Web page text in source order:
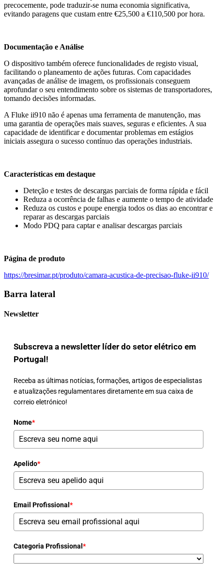
precocemente, pode traduzir-se numa economia significativa,
evitando paragens que custam entre €25,500 a €110,500 por hora.
Documentação e Análise
O dispositivo também oferece funcionalidades de registo visual,
facilitando o planeamento de ações futuras. Com capacidades
avançadas de análise de imagem, os profissionais conseguem
aprofundar o seu entendimento sobre os sistemas de transportadores,
tomando decisões informadas.
A Fluke ii910 não é apenas uma ferramenta de manutenção, mas
uma garantia de operações mais suaves, seguras e eficientes. A sua
capacidade de identificar e documentar problemas em estágios
iniciais assegura o sucesso contínuo das operações industriais.
Características em destaque
Deteção e testes de descargas parciais de forma rápida e fácil
Reduza a ocorrência de falhas e aumente o tempo de atividade
Reduza os custos e poupe energia todos os dias ao encontrar e
reparar as descargas parciais
Modo PDQ para captar e analisar descargas parciais
Página de produto
https://bresimar.pt/produto/camara-acustica-de-precisao-fluke-ii910/
Barra lateral
Newsletter
Subscreva a newsletter líder do setor elétrico em
Portugal!
Receba as últimas notícias, formações, artigos de especialistas
e atualizações regulamentares diretamente em sua caixa de
correio eletrónico!
Nome*
Apelido*
Email Profissional *
Categoria Profissional *